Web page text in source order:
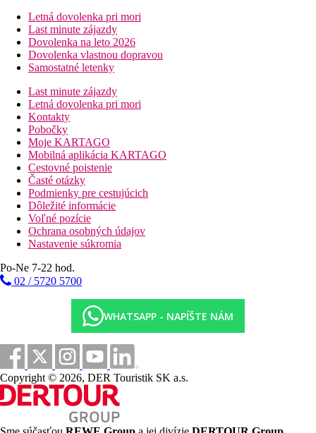
Vzdialenosti
20 km
Vzdialenosť od najbližšieho letiska
Fotogaléria
Letná dovolenka pri mori
Last minute zájazdy
Dovolenka na leto 2026
Dovolenka vlastnou dopravou
Samostatné letenky
Last minute zájazdy
Letná dovolenka pri mori
Kontakty
Pobočky
Moje KARTAGO
Mobilná aplikácia KARTAGO
Cestovné poistenie
Časté otázky
Podmienky pre cestujúcich
Dôležité informácie
Voľné pozície
Ochrana osobných údajov
Nastavenie súkromia
Po-Ne 7-22 hod.
02 / 5720 5700
WHATSAPP - NAPÍŠTE NÁM
Copyright © 2026, DER Touristik SK a.s.